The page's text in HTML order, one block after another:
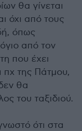
θα γίνεται
όχι από τους
όπως
από τον
που έχει
πχ της Πάτμου,
θα
του ταξιδιού.
ότι στα